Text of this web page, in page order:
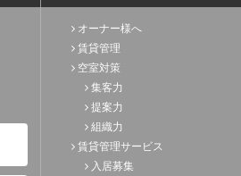
オーナー様へ
賃貸管理
空室対策
集客力
提案力
組織力
賃貸管理サービス
入居募集